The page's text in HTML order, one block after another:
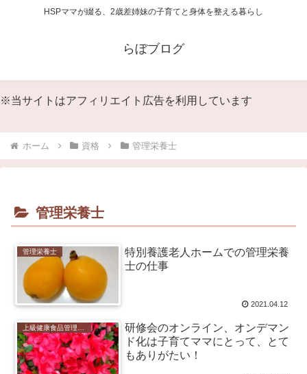
HSPママが綴る、2歳差姉妹の子育てと身体を整える暮らし
らぼブログ
※当サイトはアフィリエイト広告を利用しています
ホーム 資格 管理栄養士
管理栄養士
管理栄養士
特別養護老人ホームでの管理栄養
士の仕事
2021.04.12
研修会のオンライン、オンデマン
ド化は子育てママにとって、とて
もありがたい！